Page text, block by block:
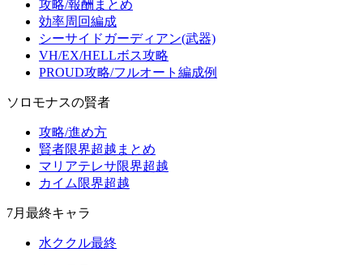
攻略/報酬まとめ
効率周回編成
シーサイドガーディアン(武器)
VH/EX/HELLボス攻略
PROUD攻略/フルオート編成例
ソロモナスの賢者
攻略/進め方
賢者限界超越まとめ
マリアテレサ限界超越
カイム限界超越
7月最終キャラ
水ククル最終